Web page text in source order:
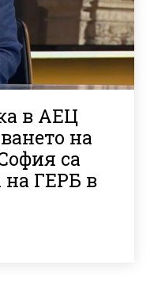
в АЕЦ
на
са
на ГЕРБ в